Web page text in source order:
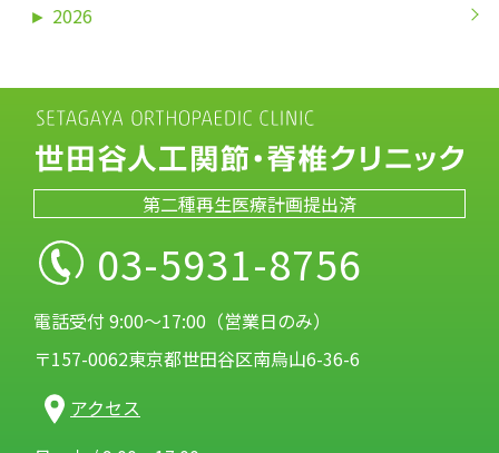
► 2026
第二種再生医療計画提出済
03-5931-8756
電話受付 9:00～17:00（営業日のみ）
〒157-0062東京都世田谷区南烏山6-36-6
アクセス